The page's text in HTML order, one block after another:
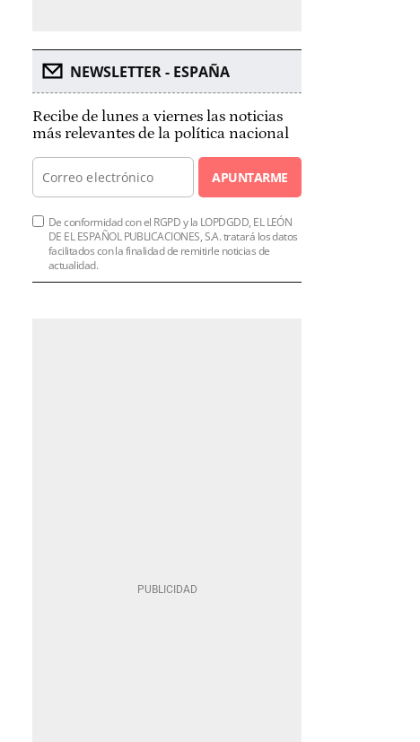
NEWSLETTER - ESPAÑA
Recibe de lunes a viernes las noticias
más relevantes de la política nacional
APUNTARME
De conformidad con el RGPD y la LOPDGDD, EL LEÓN
DE EL ESPAÑOL PUBLICACIONES, S.A. tratará los datos
facilitados con la finalidad de remitirle noticias de
actualidad.